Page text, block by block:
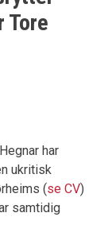
Tore
har
ukritisk
(se CV)
samtidig